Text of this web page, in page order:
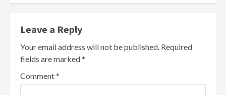
Leave a Reply
Your email address will not be published. Required
fields are marked*
Comment*